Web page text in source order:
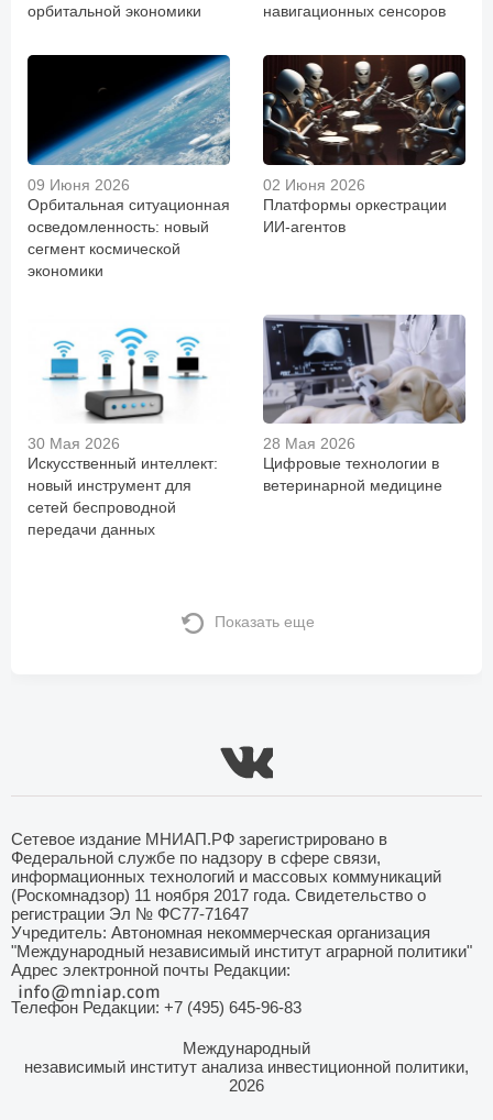
орбитальной экономики
навигационных сенсоров
09 Июня 2026
Орбитальная ситуационная
осведомленность: новый
сегмент космической
экономики
02 Июня 2026
Платформы оркестрации
ИИ-агентов
30 Мая 2026
Искусственный интеллект:
новый инструмент для
сетей беспроводной
передачи данных
28 Мая 2026
Цифровые технологии в
ветеринарной медицине
Показать еще
Сетевое издание МНИАП.РФ зарегистрировано в
Федеральной службе по надзору в сфере связи,
информационных технологий и массовых коммуникаций
(Роскомнадзор) 11 ноября 2017 года. Свидетельство о
регистрации Эл № ФС77-71647
Учредитель: Автономная некоммерческая организация
"Международный независимый институт аграрной политики"
Адрес электронной почты Редакции:
Телефон Редакции: +7 (495) 645-96-83
Международный
независимый институт анализа инвестиционной политики,
2026